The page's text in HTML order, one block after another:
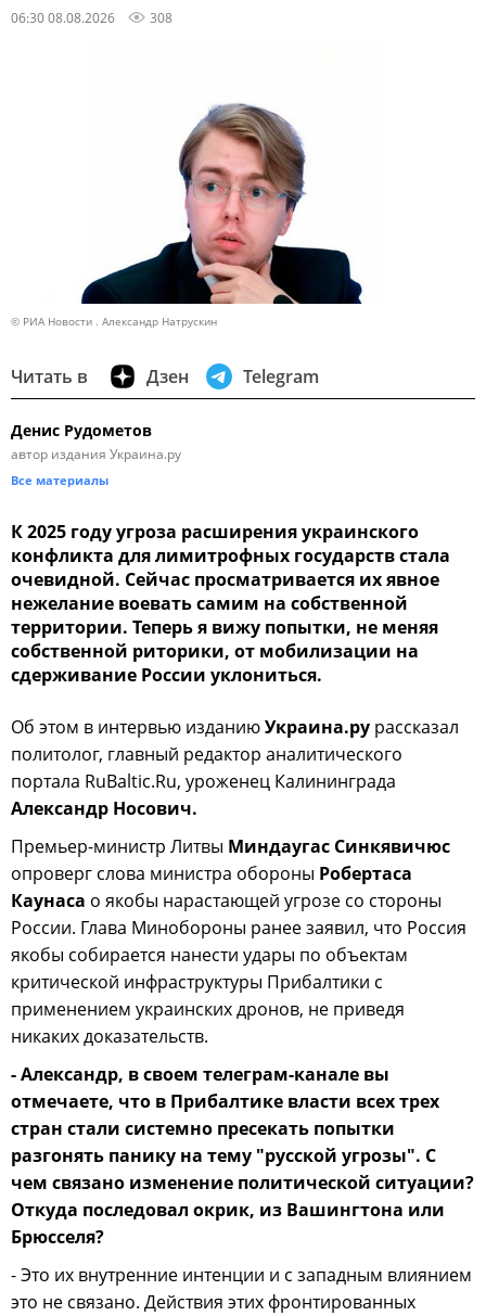
06:30 08.08.2026 308
© РИА Новости . Александр Натрускин
Читать в Дзен Telegram
Денис Рудометов
автор издания Украина.ру
Все материалы
К 2025 году угроза расширения украинского
конфликта для лимитрофных государств стала
очевидной. Сейчас просматривается их явное
нежелание воевать самим на собственной
территории. Теперь я вижу попытки, не меняя
собственной риторики, от мобилизации на
сдерживание России уклониться.
Об этом в интервью изданиюУкраина.ру рассказал
политолог, главный редактор аналитического
портала RuBaltic.Ru, уроженец Калининграда
Александр Носович.
Премьер-министр Литвы Миндаугас Синкявичюс
опроверг слова министра обороны Робертаса
Каунаса о якобы нарастающей угрозе со стороны
России. Глава Минобороны ранее заявил, что Россия
якобы собирается нанести удары по объектам
критической инфраструктуры Прибалтики с
применением украинских дронов, не приведя
никаких доказательств.
- Александр, в своем телеграм-канале вы
отмечаете, что в Прибалтике власти всех трех
стран стали системно пресекать попытки
разгонять панику на тему "русской угрозы". С
чем связано изменение политической ситуации?
Откуда последовал окрик, из Вашингтона или
Брюсселя?
- Это их внутренние интенции и с западным влиянием
это не связано. Действия этих фронтированных